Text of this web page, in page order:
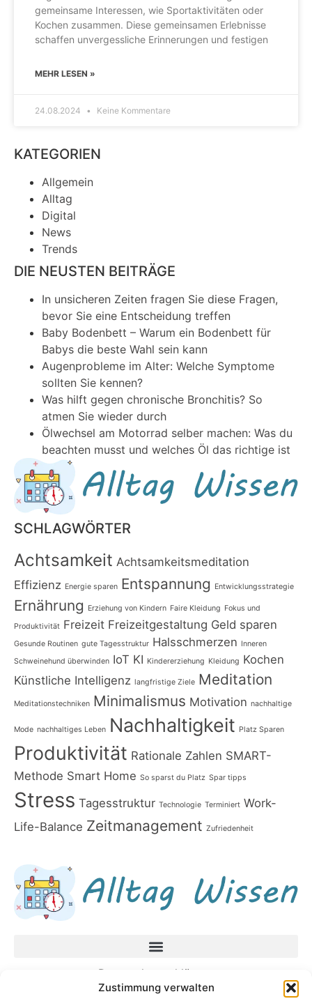
Zustimmung verwalten
gemeinsame Interessen, wie Sportaktivitäten oder
Kochen zusammen. Diese gemeinsamen Erlebnisse
schaffen unvergessliche Erinnerungen und festigen
MEHR LESEN »
24.08.2024 Keine Kommentare
KATEGORIEN
Allgemein
Alltag
Digital
News
Trends
DIE NEUSTEN BEITRÄGE
In unsicheren Zeiten fragen Sie diese Fragen,
bevor Sie eine Entscheidung treffen
Baby Bodenbett – Warum ein Bodenbett für
Babys die beste Wahl sein kann
Augenprobleme im Alter: Welche Symptome
sollten Sie kennen?
Was hilft gegen chronische Bronchitis? So
atmen Sie wieder durch
Ölwechsel am Motorrad selber machen: Was du
beachten musst und welches Öl das richtige ist
SCHLAGWÖRTER
Achtsamkeit Achtsamkeitsmeditation
Effizienz Energie sparen Entspannung Entwicklungsstrategie
Ernährung Erziehung von Kindern Faire Kleidung Fokus und
Produktivität Freizeit Freizeitgestaltung Geld sparen
Gesunde Routinen gute Tagesstruktur Halsschmerzen Inneren
Schweinehund überwinden IoT KI Kindererziehung Kleidung Kochen
Künstliche Intelligenz langfristige Ziele Meditation
Meditationstechniken Minimalismus Motivation nachhaltige
Mode nachhaltiges Leben Nachhaltigkeit Platz Sparen
Produktivität Rationale Zahlen SMART-
Methode Smart Home So sparst du Platz Spar tipps
Stress Tagesstruktur Technologie Terminiert Work-
Life-Balance Zeitmanagement Zufriedenheit
Datenschutzerklärung
Impressum